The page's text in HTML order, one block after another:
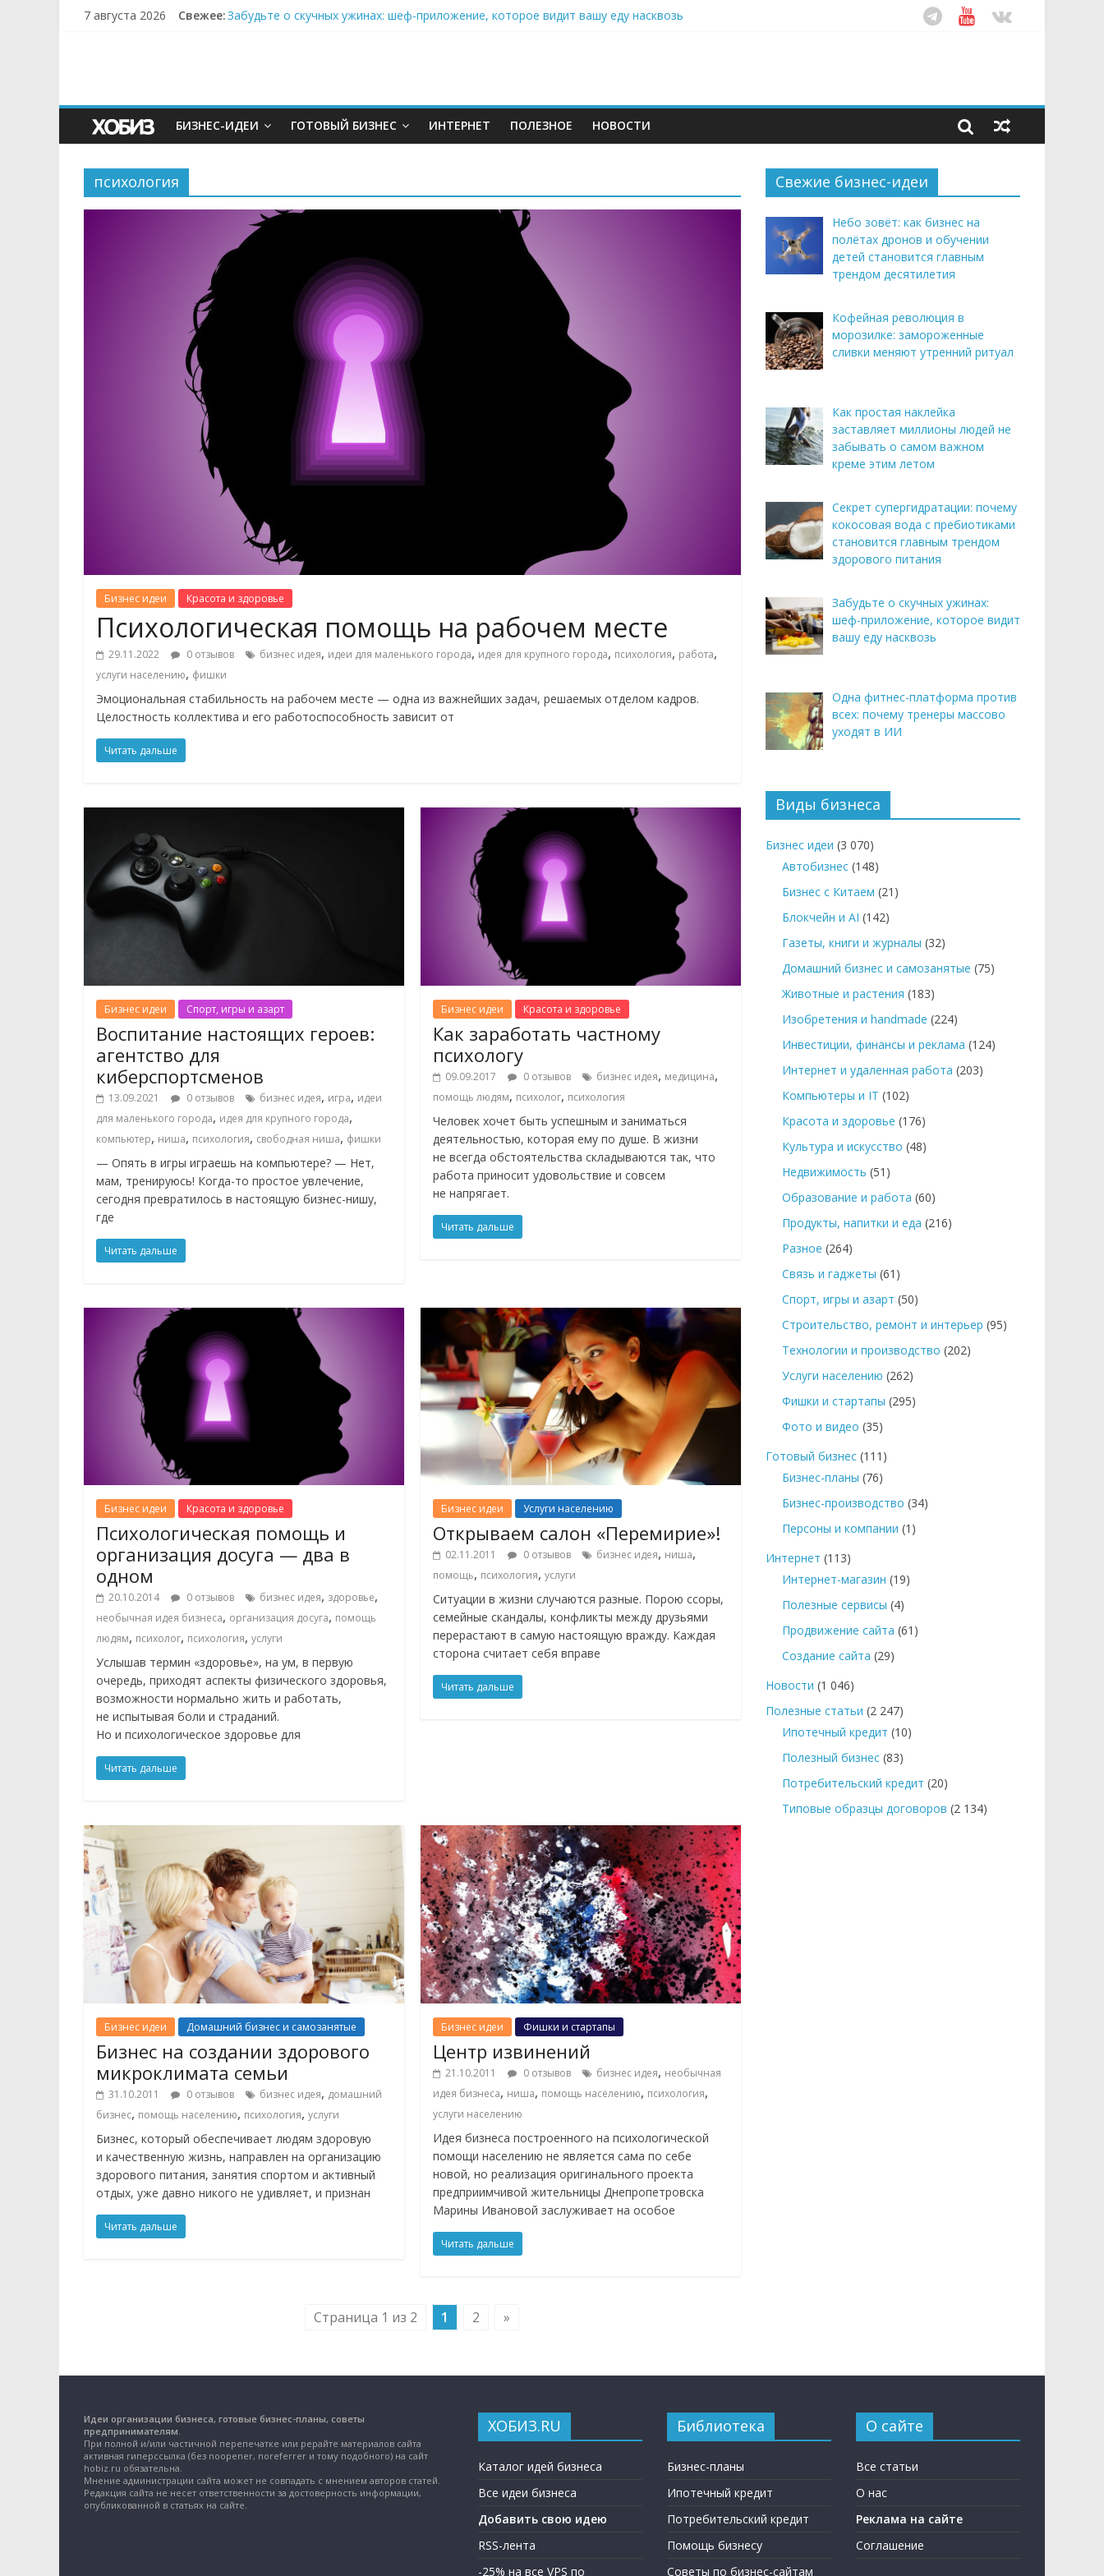
7 августа 2026 Свежее:Забудьте о скучных ужинах: шеф-приложение, которое видит вашу еду насквозь
БИЗНЕС-ИДЕИ ГОТОВЫЙ БИЗНЕС ИНТЕРНЕТ ПОЛЕЗНОЕ НОВОСТИ
психология
Бизнес идеи Красота и здоровье
Психологическая помощь на рабочем месте
29.11.2022 0 отзывов бизнес идея, идеи для маленького города, идея для крупного города, психология, работа,
услуги населению, фишки
Эмоциональная стабильность на рабочем месте — одна из важнейших задач, решаемых отделом кадров.
Целостность коллектива и его работоспособность зависит от
Читать дальше
Бизнес идеи Спорт, игры и азарт
Воспитание настоящих героев:
агентство для
киберспортсменов
13.09.2021 0 отзывов бизнес идея, игра, идеи
для маленького города, идея для крупного города,
компьютер, ниша, психология, свободная ниша, фишки
— Опять в игры играешь на компьютере? — Нет,
мам, тренируюсь! Когда-то простое увлечение,
сегодня превратилось в настоящую бизнес-нишу,
где
Читать дальше
Бизнес идеи Красота и здоровье
Как заработать частному
психологу
09.09.2017 0 отзывов бизнес идея, медицина,
помощь людям, психолог, психология
Человек хочет быть успешным и заниматься
деятельностью, которая ему по душе. В жизни
не всегда обстоятельства складываются так, что
работа приносит удовольствие и совсем
не напрягает.
Читать дальше
Бизнес идеи Красота и здоровье
Психологическая помощь и
организация досуга — два в
одном
20.10.2014 0 отзывов бизнес идея, здоровье,
необычная идея бизнеса, организация досуга, помощь
людям, психолог, психология, услуги
Услышав термин «здоровье», на ум, в первую
очередь, приходят аспекты физического здоровья,
возможности нормально жить и работать,
не испытывая боли и страданий.
Но и психологическое здоровье для
Читать дальше
Бизнес идеи Услуги населению
Открываем салон «Перемирие»!
02.11.2011 0 отзывов бизнес идея, ниша,
помощь, психология,услуги
Ситуации в жизни случаются разные. Порою ссоры,
семейные скандалы, конфликты между друзьями
перерастают в самую настоящую вражду. Каждая
сторона считает себя вправе
Читать дальше
Бизнес идеи Домашний бизнес и самозанятые
Бизнес на создании здорового
микроклимата семьи
31.10.2011 0 отзывов бизнес идея, домашний
бизнес, помощь населению, психология, услуги
Бизнес, который обеспечивает людям здоровую
и качественную жизнь, направлен на организацию
здорового питания, занятия спортом и активный
отдых, уже давно никого не удивляет, и признан
Читать дальше
Бизнес идеи Фишки и стартапы
Центр извинений
21.10.2011 0 отзывов бизнес идея, необычная
идея бизнеса, ниша, помощь населению, психология,
услуги населению
Идея бизнеса построенного на психологической
помощи населению не является сама по себе
новой, но реализация оригинального проекта
предприимчивой жительницы Днепропетровска
Марины Ивановой заслуживает на особое
Читать дальше
Страница 1 из 2 1 2 »
Свежие бизнес-идеи
Небо зовёт: как бизнес на
полётах дронов и обучении
детей становится главным
трендом десятилетия
Кофейная революция в
морозилке: замороженные
сливки меняют утренний ритуал
Как простая наклейка
заставляет миллионы людей не
забывать о самом важном
креме этим летом
Секрет супергидратации: почему
кокосовая вода с пребиотиками
становится главным трендом
здорового питания
Забудьте о скучных ужинах:
шеф-приложение, которое видит
вашу еду насквозь
Одна фитнес-платформа против
всех: почему тренеры массово
уходят в ИИ
Виды бизнеса
Бизнес идеи (3 070)
Автобизнес (148)
Бизнес с Китаем (21)
Блокчейн и AI (142)
Газеты, книги и журналы (32)
Домашний бизнес и самозанятые (75)
Животные и растения (183)
Изобретения и handmade (224)
Инвестиции, финансы и реклама (124)
Интернет и удаленная работа (203)
Компьютеры и IT (102)
Красота и здоровье (176)
Культура и искусство (48)
Недвижимость (51)
Образование и работа (60)
Продукты, напитки и еда (216)
Разное (264)
Связь и гаджеты (61)
Спорт, игры и азарт (50)
Строительство, ремонт и интерьер (95)
Технологии и производство (202)
Услуги населению (262)
Фишки и стартапы (295)
Фото и видео (35)
Готовый бизнес (111)
Бизнес-планы (76)
Бизнес-производство (34)
Персоны и компании (1)
Интернет (113)
Интернет-магазин (19)
Полезные сервисы (4)
Продвижение сайта (61)
Создание сайта (29)
Новости (1 046)
Полезные статьи (2 247)
Ипотечный кредит (10)
Полезный бизнес (83)
Потребительский кредит (20)
Типовые образцы договоров (2 134)
Идеи организации бизнеса, готовые бизнес-планы, советы
предпринимателям.
При полной и/или частичной перепечатке или рерайте материалов сайта
активная гиперссылка (без noopener, noreferrer и тому подобного) на сайт
hobiz.ru обязательна.
Мнение администрации сайта может не совпадать с мнением авторов статей.
Редакция сайта не несет ответственности за достоверность информации,
опубликованной в статьях на сайте.
ХОБИЗ.RU
Каталог идей бизнеса
Все идеи бизнеса
Добавить свою идею
RSS-лента
-25% на все VPS по
Библиотека
Бизнес-планы
Ипотечный кредит
Потребительский кредит
Помощь бизнесу
Советы по бизнес-сайтам
О сайте
Все статьи
О нас
Реклама на сайте
Соглашение